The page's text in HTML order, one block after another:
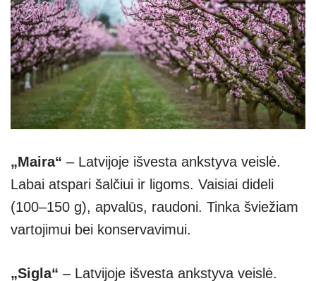
„Maira“ – Latvijoje išvesta ankstyva veislė.
Labai atspari šalčiui ir ligoms. Vaisiai dideli
(100–150 g), apvalūs, raudoni. Tinka šviežiam
vartojimui bei konservavimui.
„Sigla“ – Latvijoje išvesta ankstyva veislė.